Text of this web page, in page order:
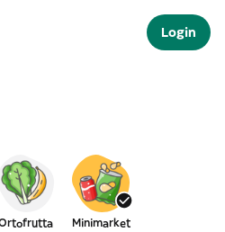
Login
Minimarket